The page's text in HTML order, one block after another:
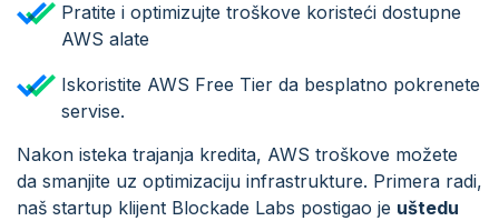
Pratite i optimizujte troškove koristeći dostupne
AWS alate
Iskoristite AWS Free Tier da besplatno pokrenete
servise.
Nakon isteka trajanja kredita, AWS troškove možete
da smanjite uz optimizaciju infrastrukture. Primera radi,
naš startup klijent Blockade Labs postigao je uštedu